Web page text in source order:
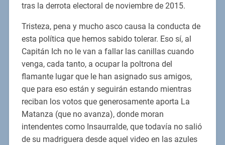
tras la derrota electoral de noviembre de 2015.
Tristeza, pena y mucho asco causa la conducta de
esta política que hemos sabido tolerar. Eso sí, al
Capitán Ich no le van a fallar las canillas cuando
venga, cada tanto, a ocupar la poltrona del
flamante lugar que le han asignado sus amigos,
que para eso están y seguirán estando mientras
reciban los votos que generosamente aporta La
Matanza (que no avanza), donde moran
intendentes como Insaurralde, que todavía no salió
de su madriguera desde aquel video en las azules